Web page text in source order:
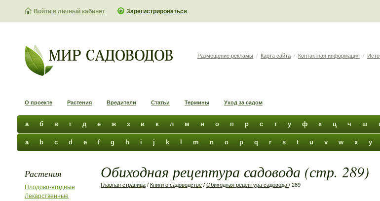
Войти в личный кабинет Зарегистрироваться
Размещение рекламы / Карта сайта / Контактная информация /
О проекте Растения Вредители Статьи Термины Уход за садом
а б в г д е ж з и к л м н о п р с т у ф х ц ч ш
a b c d e f g h i j k m n o p q r s t u v w x y
Растения
Плодово-ягодные
Лекарственные
Обиходная рецептура садовода (стр. 289)
Главная страница / Книги о садоводстве / Обиходная рецептура садовода / 289